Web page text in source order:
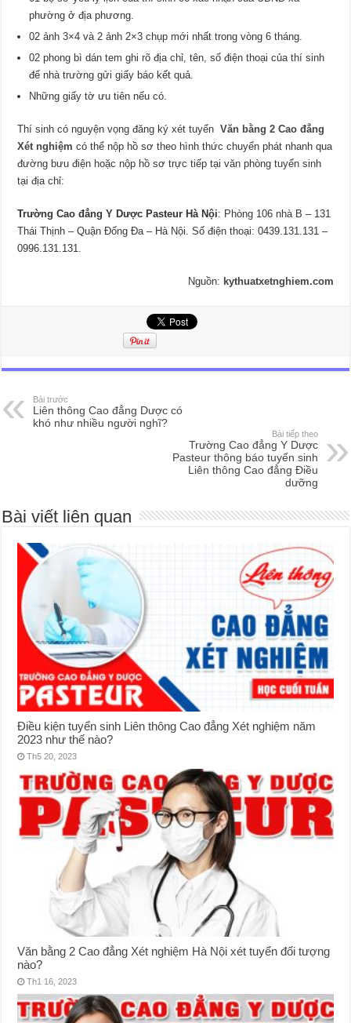
phường ở địa phương.
02 ảnh 3×4 và 2 ảnh 2×3 chụp mới nhất trong vòng 6 tháng.
02 phong bì dán tem ghi rõ địa chỉ, tên, số điện thoại của thí sinh
để nhà trường gửi giấy báo kết quả.
Những giấy tờ ưu tiên nếu có.
Thí sinh có nguyện vọng đăng ký xét tuyểnVăn bằng 2 Cao đẳng
Xét nghiệm có thể nộp hồ sơ theo hình thức chuyển phát nhanh qua
đường bưu điện hoặc nộp hồ sơ trực tiếp tại văn phòng tuyển sinh
tại địa chỉ:
Trường Cao đẳng Y Dược Pasteur Hà Nội: Phòng 106 nhà B – 131
Thái Thịnh – Quận Đống Đa – Hà Nội. Số điện thoại: 0439.131.131 –
0996.131.131.
Nguồn: kythuatxetnghiem.com
Bài trước
Liên thông Cao đẳng Dược có
khó như nhiều người nghĩ?
Bài tiếp theo
Trường Cao đẳng Y Dược
Pasteur thông báo tuyển sinh
Liên thông Cao đẳng Điều
dưỡng
Bài viết liên quan
Điều kiện tuyển sinh Liên thông Cao đẳng Xét nghiệm năm
2023 như thế nào?
Th5 20, 2023
Văn bằng 2 Cao đẳng Xét nghiệm Hà Nội xét tuyển đối tượng
nào?
Th1 16, 2023